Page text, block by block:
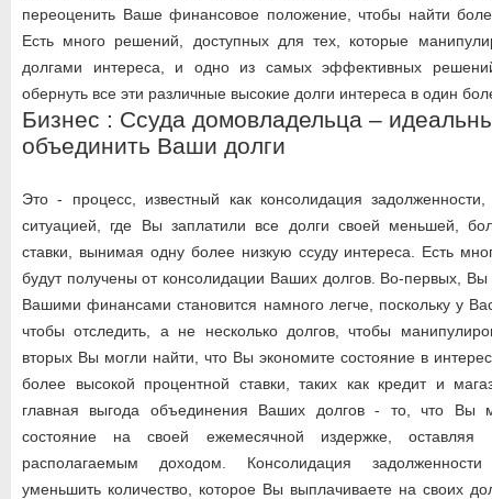
переоценить Ваше финансовое положение, чтобы найти
Есть много решений, доступных для тех, которые
долгами интереса, и одно из самых эффективных
обернуть все эти различные высокие долги интереса в один
Бизнес : Ссуда домовладельца –
объединить Ваши долги
Это - процесс, известный как консолидация
ситуацией, где Вы заплатили все долги своей меньшей,
ставки, вынимая одну более низкую ссуду интереса. Есть
будут получены от консолидации Ваших долгов. Во-первых, Вы
Вашими финансами становится намного легче, поскольку у
чтобы отследить, а не несколько долгов, чтобы
вторых Вы могли найти, что Вы экономите состояние в
более высокой процентной ставки, таких как кредит и
главная выгода объединения Ваших долгов - то, что Вы
состояние на своей ежемесячной издержке,
располагаемым доходом. Консолидация
уменьшить количество, которое Вы выплачиваете на своих